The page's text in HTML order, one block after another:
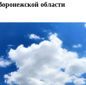
области